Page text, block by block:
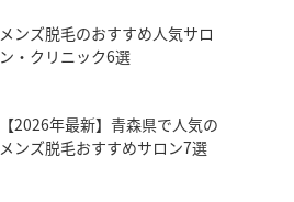
メンズ脱毛のおすすめ人気サロ
ン・クリニック6選
【2026年最新】青森県で人気の
メンズ脱毛おすすめサロン7選